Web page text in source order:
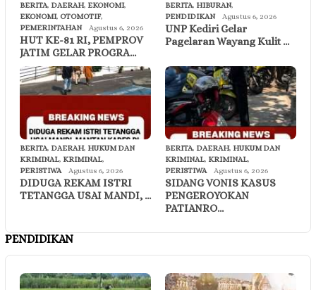
BERITA, DAERAH, EKONOMI,
EKONOMI, OTOMOTIF,
PEMERINTAHAN
Agustus 6, 2026
HUT KE-81 RI, PEMPROV
JATIM GELAR PROGRA…
BERITA, HIBURAN,
PENDIDIKAN
Agustus 6, 2026
UNP Kediri Gelar
Pagelaran Wayang Kulit …
BERITA, DAERAH, HUKUM DAN
KRIMINAL, KRIMINAL,
PERISTIWA
Agustus 6, 2026
DIDUGA REKAM ISTRI
TETANGGA USAI MANDI, …
BERITA, DAERAH, HUKUM DAN
KRIMINAL, KRIMINAL,
PERISTIWA
Agustus 6, 2026
SIDANG VONIS KASUS
PENGEROYOKAN
PATIANRO…
PENDIDIKAN